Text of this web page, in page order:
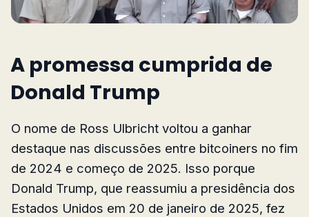
A promessa cumprida de
Donald Trump
O nome de Ross Ulbricht voltou a ganhar
destaque nas discussões entre bitcoiners no fim
de 2024 e começo de 2025. Isso porque
Donald Trump, que reassumiu a presidência dos
Estados Unidos em 20 de janeiro de 2025, fez